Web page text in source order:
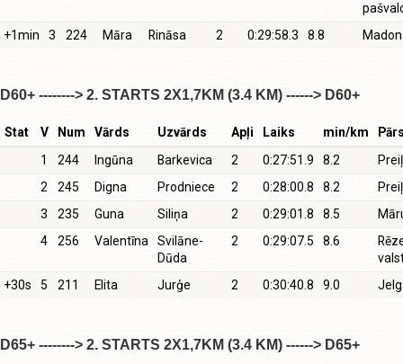
+1min
3 224 Māra Rināsa 2 0:29:58.3 8.8
D60+ --------> 2. STARTS 2X1,7KM (3.4 KM) ------> D60+
Stat V Num Vārds Uzvārds Apļi Laiks min/km
1
244 Ingūna Barkevica 2 0:27:51.9 8.2
2
245 Digna Prodniece 2 0:28:00.8 8.2
3
235 Guna Siliņa 2 0:29:01.8 8.5
4
256 Valentīna
Svilāne-
Dūda
2 0:29:07.5 8.6
+30s
5 211 Elita Jurģe 2 0:30:40.8 9.0
D65+ --------> 2. STARTS 2X1,7KM (3.4 KM) ------> D65+